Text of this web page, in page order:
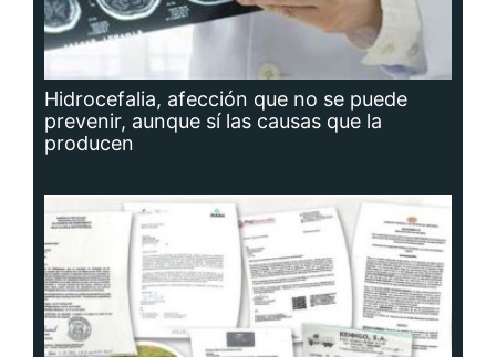
Hidrocefalia, afección que no se puede
prevenir, aunque sí las causas que la
producen